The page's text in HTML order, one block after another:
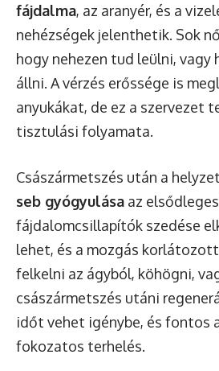
fájdalma, az aranyér, és a
nehézségek jelenthetik. Sok
hogy nehezen tud leülni, vagy
állni. A vérzés erőssége is
anyukákat, de ez a szervezet
tisztulási folyamata.
Császármetszés után a
seb gyógyulása az
fájdalomcsillapítók szedése
lehet, és a mozgás
felkelni az ágyból, köhögni,
császármetszés utáni
időt vehet igénybe, és fontos
fokozatos terhelés.